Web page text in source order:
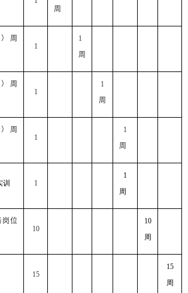
周
周
1
1
周
周
1
1
周
周
1
1
周
训 1
1
周
岗位
10
10
周
15
15
周